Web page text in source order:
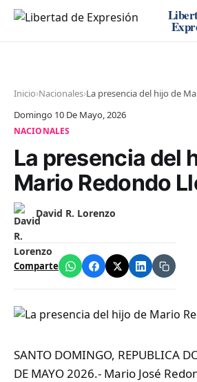
Inicio›Nacionales›La presencia del hijo de
Domingo 10 De Mayo, 2026
NACIONALES
La presencia del
Mario Redondo
David R. Lorenzo
Comparte
SANTO DOMINGO, REPUBLICA
DE MAYO 2026.- Mario José